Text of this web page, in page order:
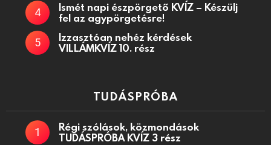
Ismét napi észpörgető KVÍZ – Készülj
fel az agypörgetésre!
Izzasztóan nehéz kérdések
VILLÁMKVÍZ 10. rész
TUDÁSPRÓBA
Régi szólások, közmondások
TUDÁSPRÓBA KVÍZ 3 rész